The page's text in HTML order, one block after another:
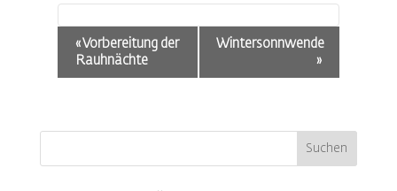
Veranstaltung-
Navigation
«Vorbereitung der
Rauhnächte
Wintersonnwende
»